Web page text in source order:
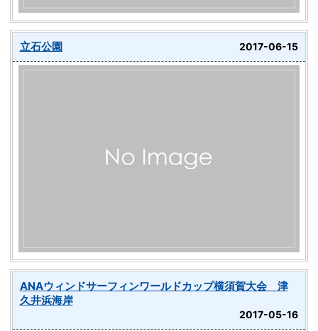
立石公園 2017-06-15
ANAウィンドサーフィンワールドカップ横須賀大会 津
久井浜海岸
2017-05-16